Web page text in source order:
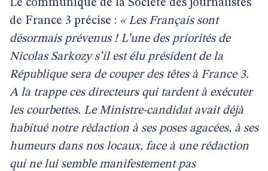
Le communiqué de la Société des journalistes
de France 3 précise : « Les Français sont
désormais prévenus ! L’une des priorités de
Nicolas Sarkozy s’il est élu président de la
République sera de couper des têtes à France 3.
A la trappe ces directeurs qui tardent à exécuter
les courbettes. Le Ministre-candidat avait déjà
habitué notre rédaction à ses poses agacées, à ses
humeurs dans nos locaux, face à une rédaction
qui ne lui semble manifestement pas